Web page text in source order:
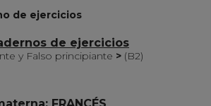
de ejercicios
de ejercicios
y Falso principiante > (B2)
FRANCÉS